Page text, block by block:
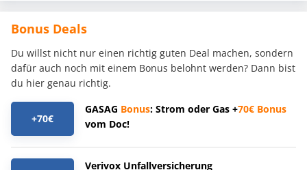
Bonus Deals
Du willst nicht nur einen richtig guten Deal machen, sondern
dafür auch noch mit einem Bonus belohnt werden? Dann bist
du hier genau richtig.
+70€
GASAG Bonus: Strom oder Gas +70€ Bonus
vom Doc!
Verivox Unfallversicherung